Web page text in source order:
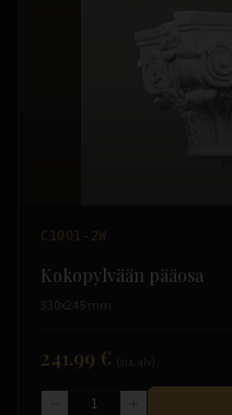
C1001-2W
Kokopylvään pääosa
330x245 mm
241.99 €